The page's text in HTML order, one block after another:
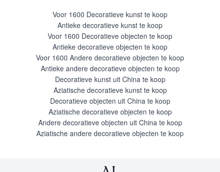
Voor 1600 Decoratieve kunst te koop
Antieke decoratieve kunst te koop
Voor 1600 Decoratieve objecten te koop
Antieke decoratieve objecten te koop
Voor 1600 Andere decoratieve objecten te koop
Antieke andere decoratieve objecten te koop
Decoratieve kunst uit China te koop
Aziatische decoratieve kunst te koop
Decoratieve objecten uit China te koop
Aziatische decoratieve objecten te koop
Andere decoratieve objecten uit China te koop
Aziatische andere decoratieve objecten te koop